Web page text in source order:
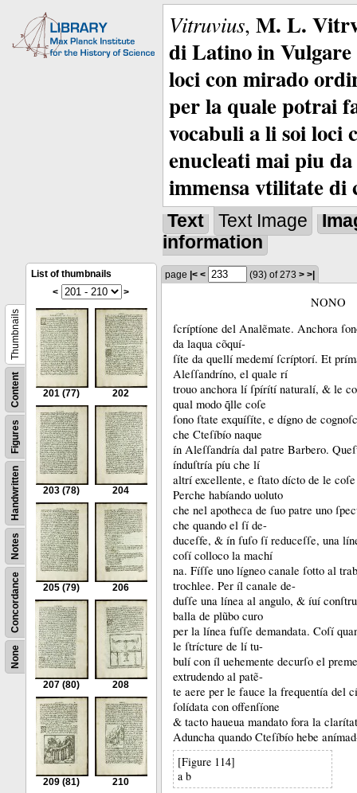
Vitruvius, M. L.
di Latino in Vulgare
loci con mirado
per la quale potrai
vocabuli a li soi loci
enucleati mai piu
immensa vtilitate di
Text Text Image
information
None
Concordance
Notes
Handwritten
Figures
Content
Thumbnails
List of thumbnails
<
>
201 (77) 202
203 (78) 204
205 (79) 206
207 (80) 208
209 (81)
210
page |< < (93) of 273 > >|
NONO
ſcríptíone del Analẽmate. Anchora
da laqua cõquí-
ſíte da quellí medemí ſcríptorí. Et
Aleſſandríno, el quale rí
trouo anchora lí ſpírítí naturalí, & le
qual modo q̃lle coſe
ſono ſtate exquíſíte, e dígno de
che Cteſíbío naque
ín Aleſſandría dal patre Barbero.
índuſtría píu che lí
altrí excellente, e ſtato dícto de le
Perche habíando uoluto
che nel apotheca de ſuo patre uno
che quando el ſí de-
duceſfe, & ín ſuſo ſí reduceſſe, una
coſí colloco la machí
na. Fíſſe uno lígneo canale ſotto al
trochlee. Per íl canale de-
duſſe una línea al angulo, & íuí
balla de plũbo curo
per la línea fuſſe demandata. Coſí
le ſtrícture de lí tu-
bulí con íl uehemente decurſo el
extrudendo al patẽ-
te aere per le fauce la frequentía del
ſolídata con offenſíone
& tacto haueua mandato fora la
Aduncha quando Cteſíbío hebe
[Figure 114]
a b